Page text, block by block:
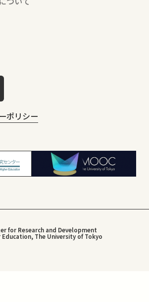
ポリシー
for Research and Development
Education, The University of Tokyo